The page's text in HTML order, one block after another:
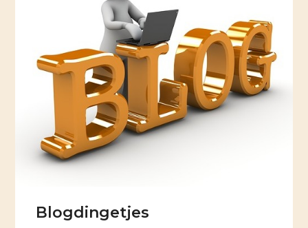
Blogdingetjes